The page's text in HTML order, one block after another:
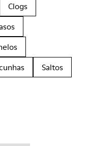
Clogs
Saltos